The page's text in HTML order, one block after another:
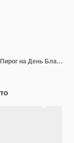
Тыквенный пирог на деревянном столе Пирог на День Благодарения Домашняя выпечка Копией пространства